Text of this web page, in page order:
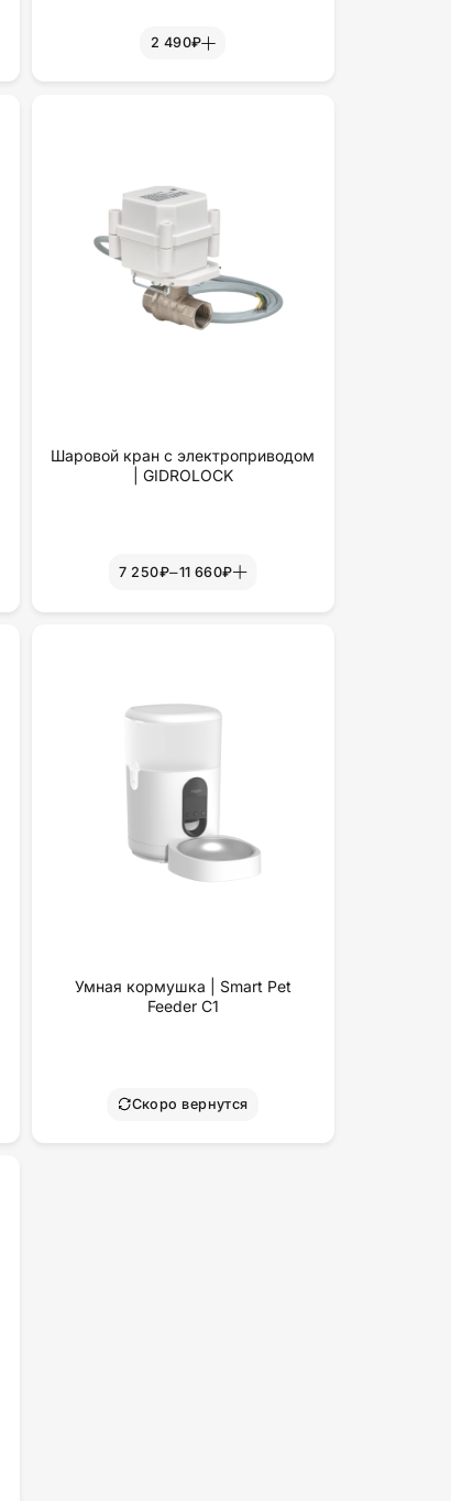
2 490₽
Шаровой кран с электроприводом
| GIDROLOCK
7 250₽–11 660₽
Умная кормушка | Smart Pet
Feeder C1
Скоро вернутся